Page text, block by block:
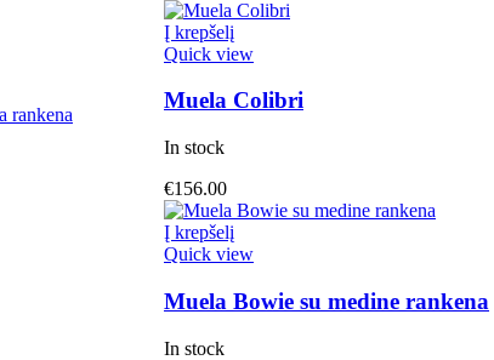
Į krepšelį
Quick view
Muela Colibri
In stock
€156.00
Į krepšelį
Quick view
Muela Bowie su medine rankena
In stock